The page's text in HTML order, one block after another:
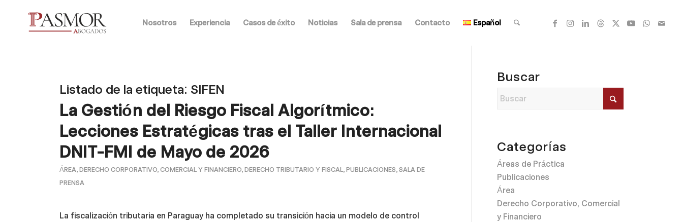
Nosotros Experiencia Casos de éxito Noticias Sala de prensa Contacto Español
Listado de la etiqueta: SIFEN
La Gestión del Riesgo Fiscal Algorítmico:
Lecciones Estratégicas tras el Taller Internacional
DNIT-FMI de Mayo de 2026
ÁREA,DERECHO CORPORATIVO, COMERCIAL Y FINANCIERO,DERECHO TRIBUTARIO Y FISCAL,PUBLICACIONES,SALA DE
PRENSA
La fiscalización tributaria en Paraguay ha completado su transición hacia un modelo de control
Buscar
Categorías
Áreas de Práctica
Publicaciones
Área
Derecho Corporativo, Comercial
y Financiero